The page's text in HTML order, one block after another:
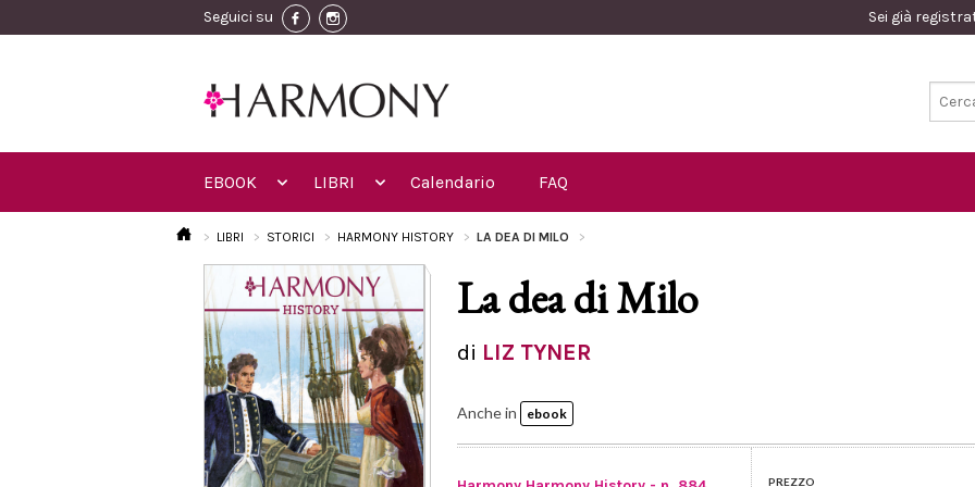
Seguici su Sei già
EBOOK LIBRI Calendario FAQ
LIBRI STORICI HARMONY HISTORY LA DEA DI MILO
La dea di Milo
di LIZ TYNER
Anche in ebook
PREZZO